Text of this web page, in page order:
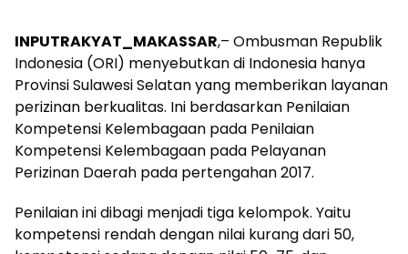
INPUTRAKYAT_MAKASSAR,– Ombusman Republik
Indonesia (ORI) menyebutkan di Indonesia hanya
Provinsi Sulawesi Selatan yang memberikan layanan
perizinan berkualitas. Ini berdasarkan Penilaian
Kompetensi Kelembagaan pada Penilaian
Kompetensi Kelembagaan pada Pelayanan
Perizinan Daerah pada pertengahan 2017.
Penilaian ini dibagi menjadi tiga kelompok. Yaitu
kompetensi rendah dengan nilai kurang dari 50,